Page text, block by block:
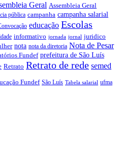
Geral Assembleia Geral
pública campanha campanha salarial
educação Escolas
informativo jornada jornal juridico
nota nota da diretoria Nota de Pesar
Fundef prefeitura de São Luís
Retrato Retrato de rede semed
Fundef São Luís Tabela salarial ufma